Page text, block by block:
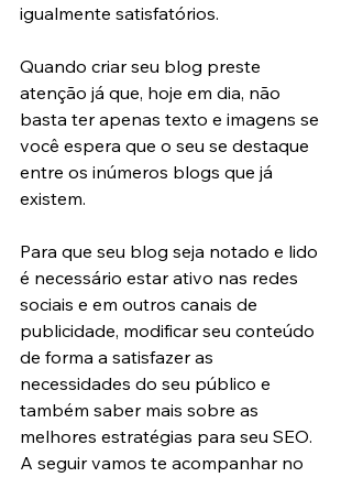
igualmente satisfatórios.
Quando criar seu blog preste
atenção já que, hoje em dia, não
basta ter apenas texto e imagens se
você espera que o seu se destaque
entre os inúmeros blogs que já
existem.
Para que seu blog seja notado e lido
é necessário estar ativo nas redes
sociais e em outros canais de
publicidade, modificar seu conteúdo
de forma a satisfazer as
necessidades do seu público e
também saber mais sobre as
melhores estratégias para seu SEO.
A seguir vamos te acompanhar no